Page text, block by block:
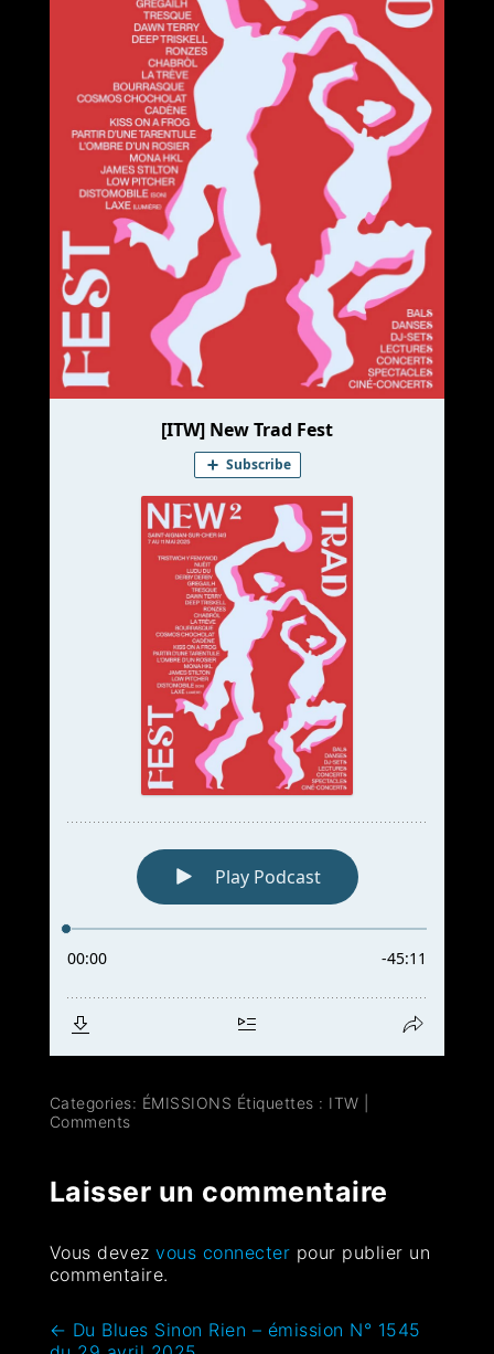
Categories: ÉMISSIONS Étiquettes : ITW
Comments
Laisser un commentaire
Vous devezvous connecter pour publier un
commentaire.
← Du Blues Sinon Rien – émission N° 1545